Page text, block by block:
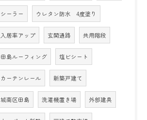
シーラー ウレタン防水 4度塗り
入居率アップ 玄関通路 共用階段
田島ルーフィング 塩ビシート
カーテンレール 新築戸建て
城南区田島 洗濯機置き場 外部建具